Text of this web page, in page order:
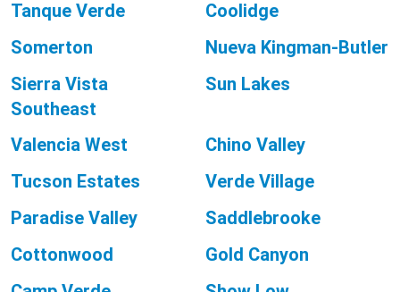
Tanque Verde
Coolidge
Somerton
Nueva Kingman-Butler
Sierra Vista
Southeast
Sun Lakes
Valencia West
Chino Valley
Tucson Estates
Verde Village
Paradise Valley
Saddlebrooke
Cottonwood
Gold Canyon